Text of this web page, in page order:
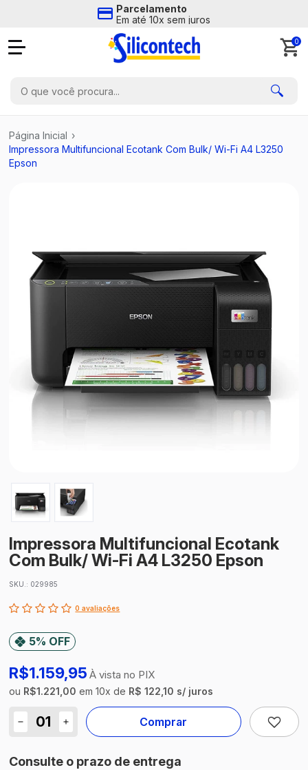
Parcelamento
Em até 10x sem juros
0
Página Inicial ›
Impressora Multifuncional Ecotank Com Bulk/ Wi-Fi A4 L3250
Epson
Impressora Multifuncional Ecotank
Com Bulk/ Wi-Fi A4 L3250 Epson
SKU.: 029985
0 avaliações
R$1.159,95 À vista no PIX
5% OFF
ou R$1.221,00 em10x de R$ 122,10 s/ juros
Comprar
Consulte o prazo de entrega